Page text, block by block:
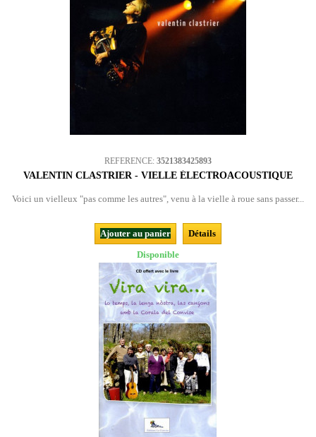
REFERENCE: 3521383425893
VALENTIN CLASTRIER - VIELLE ÉLECTROACOUSTIQUE
Voici un vielleux "pas comme les autres", venu à la vielle à roue sans passer...
Ajouter au panier
Détails
Disponible